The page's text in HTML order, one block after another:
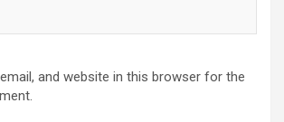
and website in this browser for the